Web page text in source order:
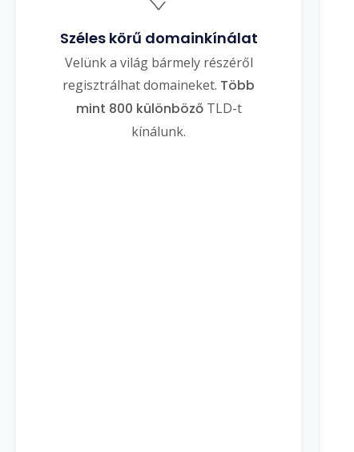
Széles körű domainkínálat
Velünk a világ bármely részéről
regisztrálhat domaineket. Több
mint 800 különböző TLD-t
kínálunk.